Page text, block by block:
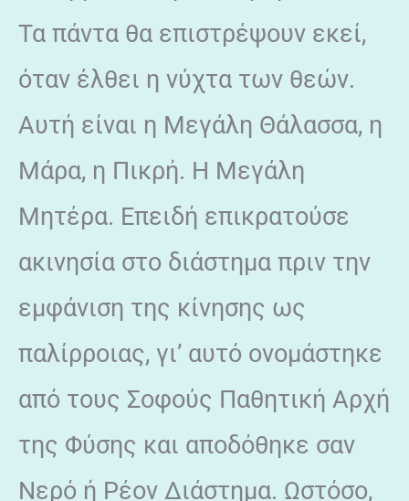
Τα πάντα θα επιστρέψουν εκεί,
όταν έλθει η νύχτα των θεών.
Αυτή είναι η Μεγάλη Θάλασσα, η
Μάρα, η Πικρή. Η Μεγάλη
Μητέρα. Επειδή επικρατούσε
ακινησία στο διάστημα πριν την
εμφάνιση της κίνησης ως
παλίρροιας, γι’ αυτό ονομάστηκε
από τους Σοφούς Παθητική Αρχή
της Φύσης και αποδόθηκε σαν
Νερό ή Ρέον Διάστημα. Ωστόσο,